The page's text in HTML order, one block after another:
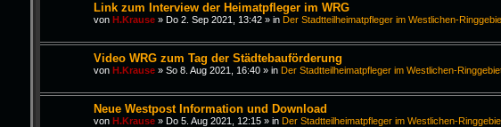
Link zum Interview der Heimatpfleger im WRG
von H.Krause» Do 2. Sep 2021, 13:42» in Der Stadtteilheimatpfleger im Westlichen-
Video WRG zum Tag der Städtebauförderung
von H.Krause» So 8. Aug 2021, 16:40» in Der Stadtteilheimatpfleger im Westlichen-
Neue Westpost Information und Download
von H.Krause» Do 5. Aug 2021, 12:15» in Der Stadtteilheimatpfleger im Westlichen-